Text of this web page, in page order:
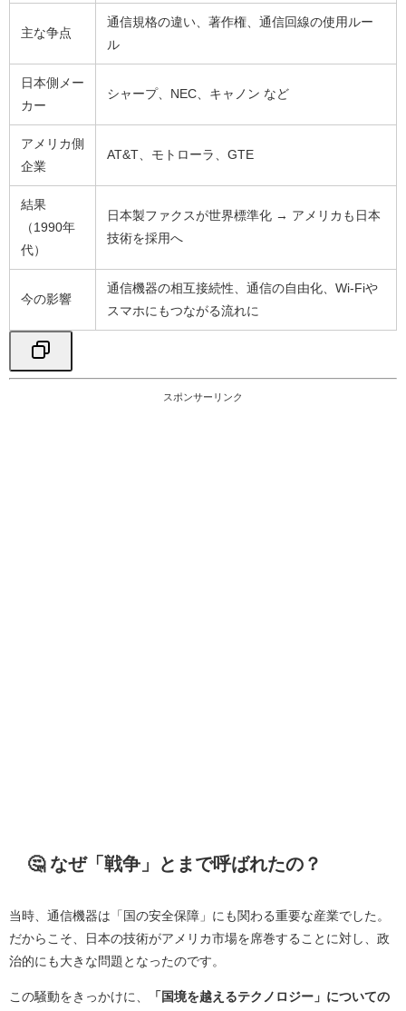
主な争点
通信規格の違い、著作権、通信回線の使用ルー
ル
日本側メー
カー
シャープ、NEC、キャノン など
アメリカ側
企業
AT&T、モトローラ、GTE
結果
（1990年
代）
日本製ファクスが世界標準化 → アメリカも日本
技術を採用へ
今の影響
通信機器の相互接続性、通信の自由化、Wi-Fiや
スマホにもつながる流れに
スポンサーリンク
🤔 なぜ「戦争」とまで呼ばれたの？
当時、通信機器は「国の安全保障」にも関わる重要な産業でした。
だからこそ、日本の技術がアメリカ市場を席巻することに対し、政
治的にも大きな問題となったのです。
この騒動をきっかけに、
「国境を越えるテクノロジー」についての